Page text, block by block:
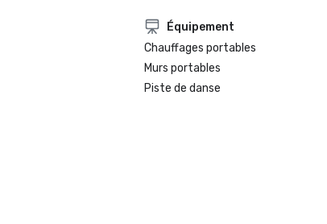
Équipement
Chauffages portables
Murs portables
Piste de danse